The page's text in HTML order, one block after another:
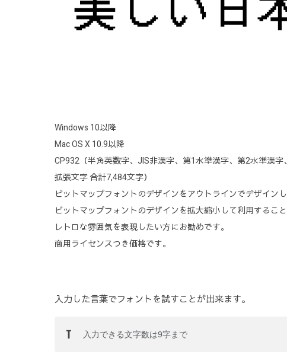
Windows 10以降
Mac OS X 10.9以降
CP932（半角英数字、JIS非漢字、第1水準漢字、第2水準漢字
拡張文字 合計7,484文字）
ビットマップフォントのデザインをアウトラインでデザインし
ビットマップフォントのデザインを拡大縮小して利用すること
レトロな雰囲気を表現したい方にお勧めです。
商用ライセンスつき価格です。
入力した言葉でフォントを試すことが出来ます。